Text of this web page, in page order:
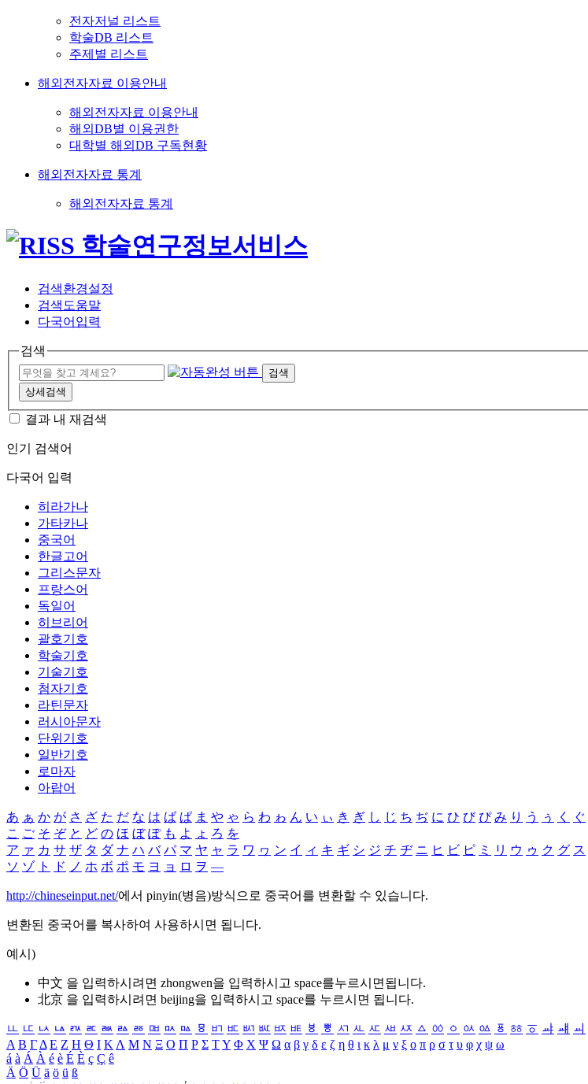
전자저널 리스트
학술DB 리스트
주제별 리스트
해외전자자료 이용안내
해외전자자료 이용안내
해외DB별 이용권한
대학별 해외DB 구독현황
해외전자자료 통계
해외전자자료 통계
검색환경설정
검색도움말
다국어입력
검색
검색
상세검색
결과 내 재검색
인기 검색어
다국어 입력
히라가나
가타카나
중국어
한글고어
그리스문자
프랑스어
독일어
히브리어
괄호기호
학술기호
기술기호
첨자기호
라틴문자
러시아문자
단위기호
일반기호
로마자
아랍어
あ ぁ か が さ ざ た だ な は ば ぱ ま や ゃ ら わ ゎ ん い ぃ き ぎ し じ ち ぢ に ひ び ぴ み り う ぅ く ぐ
こ ご そ ぞ と ど の ほ ぼ ぽ も よ ょ ろ を
ア ァ カ サ ザ タ ダ ナ ハ バ パ マ ヤ ャ ラ ワ ヮ ン イ ィ キ ギ シ ジ チ ヂ ニ ヒ ビ ピ ミ リ ウ ゥ ク グ ス
ソ ゾ ト ド ノ ホ ボ ポ モ ヨ ョ ロ ヲ ―
http://chineseinput.net/에서 pinyin(병음)방식으로 중국어를 변환할 수 있습니다.
변환된 중국어를 복사하여 사용하시면 됩니다.
예시)
中文 을 입력하시려면 zhongwen을 입력하시고 space를누르시면됩니다.
北京 을 입력하시려면 beijing을 입력하시고 space를 누르시면 됩니다.
ㅥ ㅦ ㅧ ㅨ ㅩ ㅪ ㅫ ㅬ ㅭ ㅮ ㅯ ㅰ ㅱ ㅲ ㅳ ㅴ ㅵ ㅶ ㅷ ㅸ ㅹ ㅺ ㅻ ㅼ ㅽ ㅾ ㅿ ㆀ ㆁ ㆂ ㆃ ㆄ ㆅ ㆆ ㆇ ㆈ ㆉ
Α Β ΓΔ Ε Ζ Η Θ Ι ΚΛ Μ Ν Ξ Ο Π Ρ Σ ΤΥ Φ Χ Ψ Ω α β γ δ ε ζ η θ ι κ λ μ ν ξ ο π ρ σ τ υ φ χ ψ ω
á à Á À é è É È ç Ç ê
Ä Ö Ü ä ö ü ß